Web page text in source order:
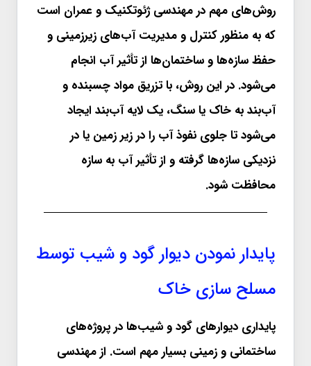
روش‌های مهم در مهندسی ژئوتکنیک و عمران است
که به منظور کنترل و مدیریت آب‌های زیرزمینی و
حفظ سازه‌ها و ساختمان‌ها از تأثیر آب انجام
می‌شود. در این روش، با تزریق مواد چسبنده و
آب‌بند به خاک یا سنگ، یک لایه آب‌بند ایجاد
می‌شود تا جلوی نفوذ آب را در زیر زمین یا در
نزدیکی سازه‌ها گرفته و از تأثیر آب به سازه
محافظت شود.
پایدار نمودن دیوار گود و شیب توسط
مسلح سازی خاک
پایداری دیوارهای گود و شیب‌ها در پروژه‌های
ساختمانی و زمینی بسیار مهم است. از مهندسی